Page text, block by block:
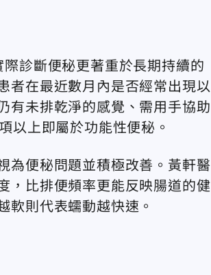
診斷便秘更著重於長期持續的
者在最近數月內是否經常出現以
有未排乾淨的感覺、需用手協助
以上即屬於功能性便秘。
為便秘問題並積極改善。黃軒醫
，比排便頻率更能反映腸道的健
軟則代表蠕動越快速。